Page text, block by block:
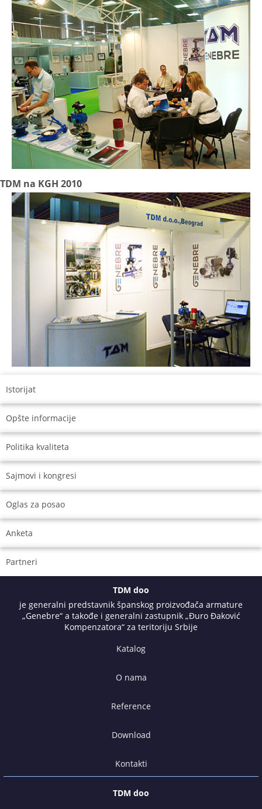
Istorijat
Opšte informacije
Politika kvaliteta
Sajmovi i kongresi
Oglas za posao
Anketa
Partneri
TDM na KGH 2010
TDM doo
je generalni predstavnik španskog proizvođača armature
„Genebre“ a takođe i generalni zastupnik „Đuro Đaković
Kompenzatora“ za teritoriju Srbije
Katalog
O nama
Reference
Download
Kontakti
TDM doo